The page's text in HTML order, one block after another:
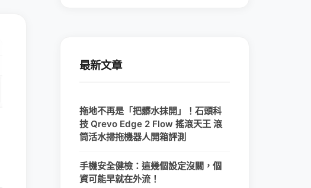
最新文章
拖地不再是「把髒水抹開」！石頭科
技 Qrevo Edge 2 Flow 搖滾天王 滾
筒活水掃拖機器人開箱評測
手機安全健檢：這幾個設定沒關，個
資可能早就在外流！